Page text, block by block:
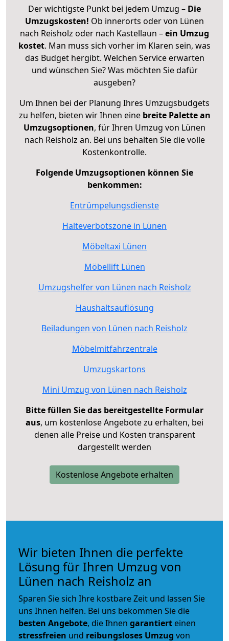
Der wichtigste Punkt bei jedem Umzug – Die
Umzugskosten! Ob innerorts oder von Lünen
nach Reisholz oder nach Kastellaun –ein Umzug
kostet. Man muss sich vorher im Klaren sein, was
das Budget hergibt. Welchen Service erwarten
und wünschen Sie? Was möchten Sie dafür
ausgeben?
Um Ihnen bei der Planung Ihres Umzugsbudgets
zu helfen, bieten wir Ihnen eine breite Palette an
Umzugsoptionen, für Ihren Umzug von Lünen
nach Reisholz an. Bei uns behalten Sie die volle
Kostenkontrolle.
Folgende Umzugsoptionen können Sie
benkommen:
Entrümpelungsdienste
Halteverbotszone in Lünen
Möbeltaxi Lünen
Möbellift Lünen
Umzugshelfer von Lünen nach Reisholz
Haushaltsauflösung
Beiladungen von Lünen nach Reisholz
Möbelmitfahrzentrale
Umzugskartons
Mini Umzug von Lünen nach Reisholz
Bitte füllen Sie das bereitgestellte Formular
aus, um kostenlose Angebote zu erhalten, bei
denen alle Preise und Kosten transparent
dargestellt werden
Kostenlose Angebote erhalten
Wir bieten Ihnen die perfekte
Lösung für Ihren Umzug von
Lünen nach Reisholz an
Sparen Sie sich Ihre kostbare Zeit und lassen Sie
uns Ihnen helfen. Bei uns bekommen Sie die
besten Angebote, die Ihnen garantiert einen
stressfreien und reibungsloses Umzug von